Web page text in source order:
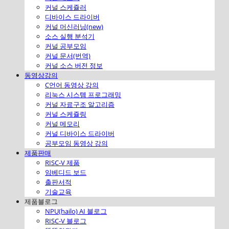
커널 스케쥴러
디바이스 드라이버
커널 머신러닝(new)
소스 실행 분석기
커널 공부모임
커널 문서(번역)
커널 소스 버전 정보
동영상강의
C언어 동영상 강의
리눅스 시스템 프로그래밍
커널 자료구조 알고리즘
커널 스케쥴링
커널 메모리
커널 디바이스 드라이버
공부모임 동영상 강의
제품판매
RISC-V 제품
임베디드 보드
출판서적
기술교육
제품블로그
NPU(hailo) AI 블로그
RISC-V 블로그